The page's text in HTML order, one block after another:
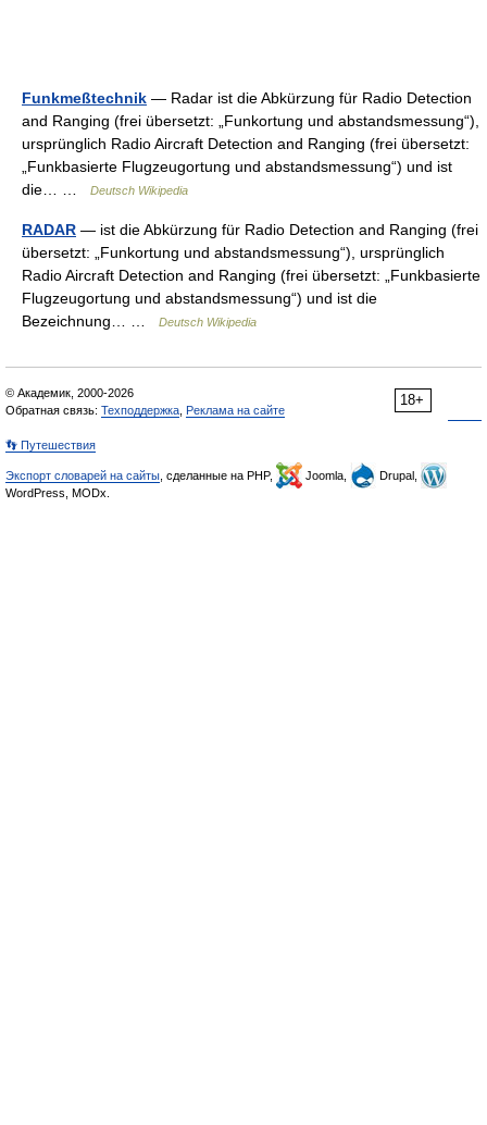
Funkmeßtechnik — Radar ist die Abkürzung für Radio Detection
and Ranging (frei übersetzt: „Funkortung und abstandsmessung“),
ursprünglich Radio Aircraft Detection and Ranging (frei übersetzt:
„Funkbasierte Flugzeugortung und abstandsmessung“) und ist
die… …
Deutsch Wikipedia
RADAR — ist die Abkürzung für Radio Detection and Ranging (frei
übersetzt: „Funkortung und abstandsmessung“), ursprünglich
Radio Aircraft Detection and Ranging (frei übersetzt: „Funkbasierte
Flugzeugortung und abstandsmessung“) und ist die
Bezeichnung… …
Deutsch Wikipedia
18+
© Академик, 2000-2026
Обратная связь: Техподдержка Реклама на сайте
👣 Путешествия
Экспорт словарей на сайты , сделанные на PHP, Joomla,
Drupal,
WordPress, MODx.